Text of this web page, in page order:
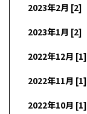
2023年2月 [2]
2023年1月 [2]
2022年12月 [1]
2022年11月 [1]
2022年10月 [1]